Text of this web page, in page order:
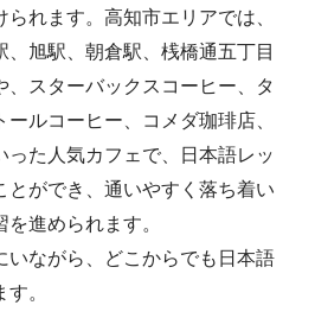
れます。高知市エリアでは、
旭駅、朝倉駅、桟橋通五丁目
スターバックスコーヒー、タ
ルコーヒー、コメダ珈琲店、
た人気カフェで、日本語レッ
とができ、通いやすく落ち着い
進められます。
いながら、どこからでも日本語
。